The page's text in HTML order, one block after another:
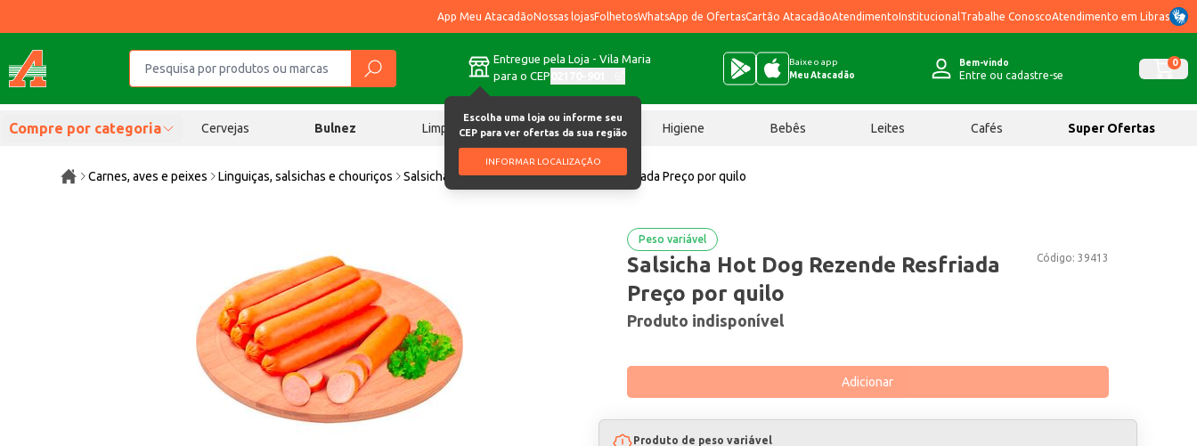
App Meu AtacadãoNossas lojasFolhetosWhatsApp de OfertasCartão AtacadãoAtendimentoInstitucional Trabalhe ConoscoAtendimento em Libras
Entregue pela Loja - Vila Maria
para o CEP
Escolha uma loja ou informe seu
CEP para ver ofertas da sua região
INFORMAR LOCALIZAÇÃO
Baixe o app
Meu Atacadão
Bem-vindo
Entre ou cadastre-se
0
Compre por categoria Cervejas Bulnez Limpeza Chocolates Higiene Bebês Leites Cafés Super Ofertas
Carnes, aves e peixes Linguiças, salsichas e chouriços Salsicha Salsicha Hot Dog Rezende Resfriada Preço por quilo
Peso variável
Código: 39413
Salsicha Hot Dog Rezende Resfriada
Preço por quilo
Produto indisponível
Adicionar
Produto de peso variável